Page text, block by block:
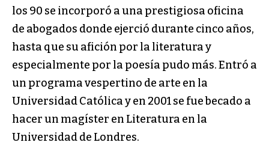
los 90 se incorporó a una prestigiosa oficina
de abogados donde ejerció durante cinco años,
hasta que su afición por la literatura y
especialmente por la poesía pudo más. Entró a
un programa vespertino de arte en la
Universidad Católica y en 2001 se fue becado a
hacer un magíster en Literatura en la
Universidad de Londres.